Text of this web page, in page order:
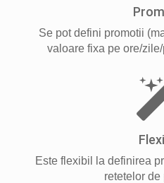
Se pot defini promotii
valoare fixa pe ore/
Este flexibil la definirea
retetelor de